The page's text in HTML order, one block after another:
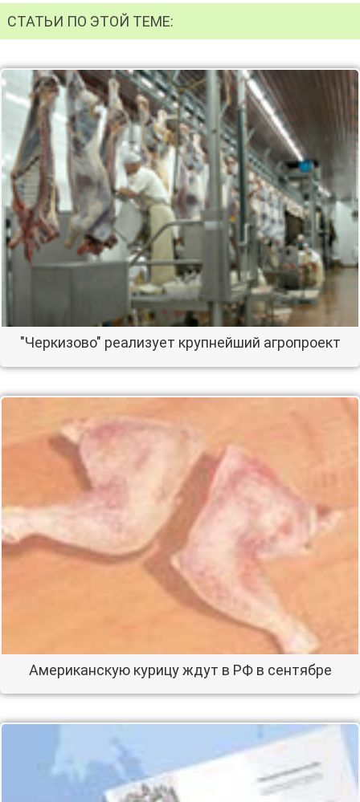
СТАТЬИ ПО ЭТОЙ ТЕМЕ:
"Черкизово" реализует крупнейший агропроект
Американскую курицу ждут в РФ в сентябре